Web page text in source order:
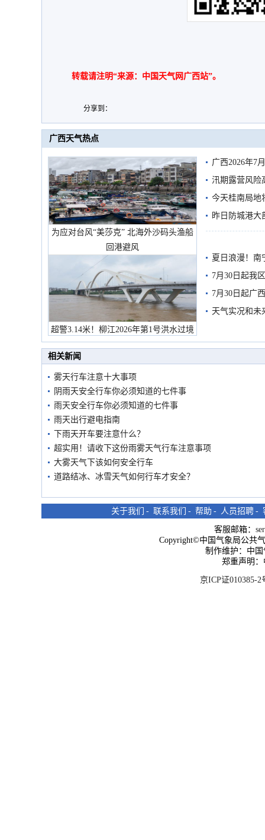
转载请注明“来源：中国天气网广西站”。
分享到：
广西天气热点
为应对台风“美莎克” 北海外沙码头渔船
回港避风
超警3.14米！柳江2026年第1号洪水过境
市民在堤岸见证汛况
广西2026年7
汛期露营风险
今天桂南局地
需继续防范
昨日防城港大
雨
夏日浪漫！南
7月30日起我
7月30日起广
天气实况和未
相关新闻
雾天行车注意十大事项
阴雨天安全行车你必须知道的七件事
雨天安全行车你必须知道的七件事
雨天出行避电指南
下雨天开车要注意什么？
超实用！请收下这份雨雾天气行车注意事项
大雾天气下该如何安全行车
道路结冰、冰雪天气如何行车才安全？
关于我们 - 联系我们 - 帮助 - 人员招聘 -
客服邮箱：
Copyright©中国气象局公共
制作维护：中
郑重声明
京ICP证010385-2